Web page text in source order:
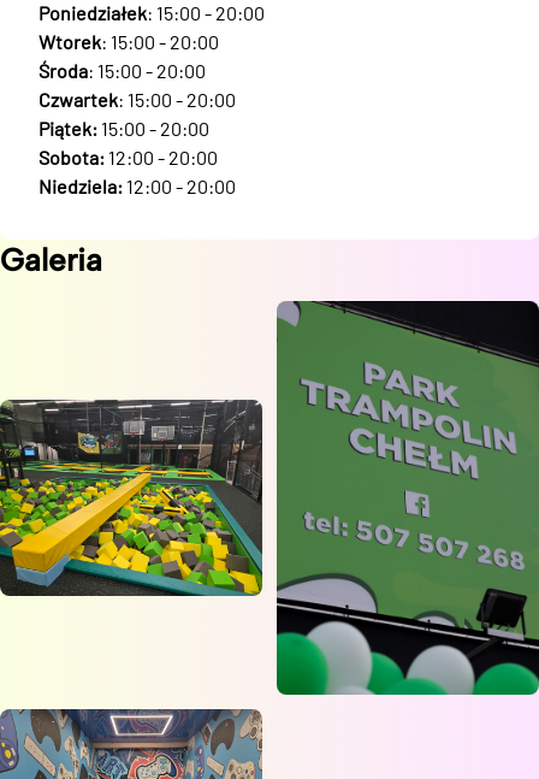
Poniedziałek: 15:00 - 20:00
Wtorek: 15:00 - 20:00
Środa: 15:00 - 20:00
Czwartek: 15:00 - 20:00
Piątek: 15:00 - 20:00
Sobota: 12:00 - 20:00
Niedziela: 12:00 - 20:00
Galeria